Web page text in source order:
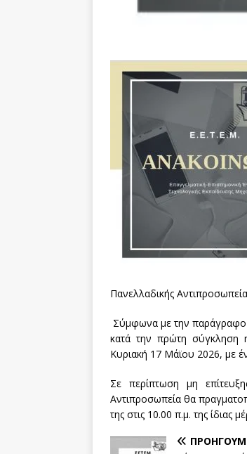
Πανελλαδικής
Σύμφωνα με την παράγραφο
κατά την πρώτη σύγκληση
Κυριακή 17 Μάϊου 2026, με
Σε περίπτωση μη
Αντιπροσωπεία θα
της στις 10.00 π.μ. της ίδιας